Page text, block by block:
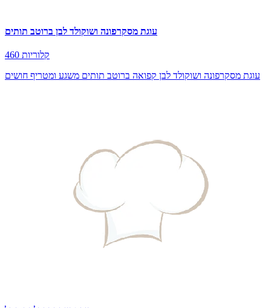
עוגת מסקרפונה ושוקולד לבן ברוטב תותים
460 קלוריות
עוגת מסקרפונה ושוקולד לבן קפואה ברוטב תותים משגע ומטריף חושים